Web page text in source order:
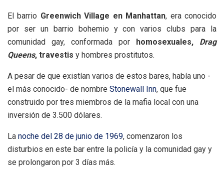
El barrio Greenwich Village en Manhattan, era conocido
por ser un barrio bohemio y con varios clubs para la
comunidad gay, conformada por
homosexuales, Drag
Queens, travestis y hombres prostitutos.
A pesar de que existían varios de estos bares, había uno -
el más conocido- de nombre Stonewall Inn, que fue
construido por tres miembros de la mafia local con una
inversión de 3.500 dólares.
La noche del 28 de junio de 1969, comenzaron los
disturbios en este bar entre la policía y la comunidad gay y
se prolongaron por 3 días más.